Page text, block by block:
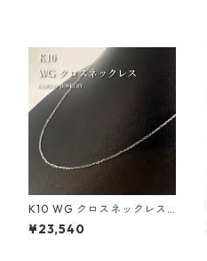
K10 WG クロスネックレス
45cm
¥23,540